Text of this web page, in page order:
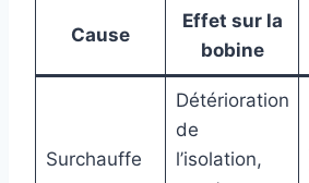
Cause
Effet sur la
bobine
Surchauffe
Détérioration
de
l’isolation,